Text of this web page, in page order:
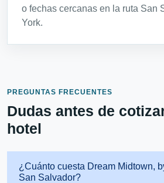
o fechas cercanas en la ruta San
York.
PREGUNTAS FRECUENTES
Dudas antes de
hotel
¿Cuánto cuesta Dream Midtown,
San Salvador?